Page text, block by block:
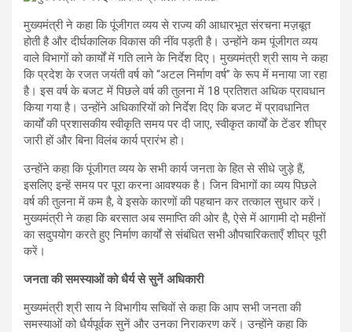
मुख्यमंत्री ने कहा कि पूंजीगत व्यय से राज्य की आधारभूत संरचना मज़बूत
होती है और दीर्घकालिक विकास की नींव पड़ती है। उन्होंने कम पूंजीगत व्यय
वाले विभागों को कार्यों में गति लाने के निर्देश दिए। मुख्यमंत्री श्री साय ने कहा
कि प्रदेश के रजत जयंती वर्ष को “अटल निर्माण वर्ष” के रूप में मनाया जा रहा
है। इस वर्ष के बजट में पिछले वर्ष की तुलना में 18 प्रतिशत अधिक प्रावधान
किया गया है। उन्होंने अधिकारियों को निर्देश दिए कि बजट में प्रावधानित
कार्यों की प्रशासकीय स्वीकृति समय पर दी जाए, स्वीकृत कार्यों के टेंडर शीघ्र
जारी हों और बिना विलंब कार्य प्रारंभ हो।
उन्होंने कहा कि पूंजीगत व्यय के सभी कार्य जनता के हित से सीधे जुड़े हैं,
इसलिए इन्हें समय पर पूरा करना आवश्यक है। जिन विभागों का व्यय पिछले
वर्ष की तुलना में कम है, वे इसके कारणों की पहचान कर तत्काल सुधार करें।
मुख्यमंत्री ने कहा कि बरसात अब समाप्ति की ओर है, ऐसे में आगामी दो महीनों
का सदुपयोग करते हुए निर्माण कार्यों से संबंधित सभी औपचारिकताएँ शीघ्र पूरी
करें।
जनता की समस्याओं को धैर्य से सुनें अधिकारी
मुख्यमंत्री श्री साय ने विभागीय सचिवों से कहा कि आप सभी जनता की
समस्याओं को धैर्यपूर्वक सुनें और उनका निराकरण करें। उन्होंने कहा कि